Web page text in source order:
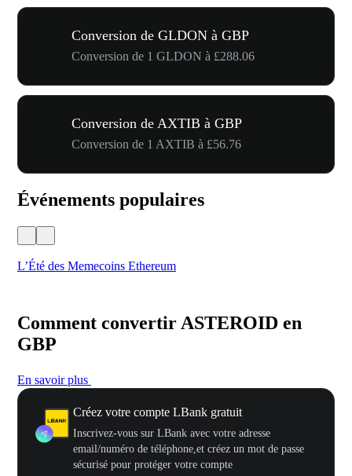
Conversion de GLDON à GBP
Conversion de 1 GLDON à £288.06
Conversion de AXTIB à GBP
Conversion de 1 AXTIB à £56.76
Événements populaires
L’Été des Memecoins Ethereum
Comment convertir ASTEROID en
GBP
En savoir plus
Créez votre compte LBank gratuit
Inscrivez-vous sur LBank avec votre adresse
email/numéro de téléphone,et créez un mot de passe
sécurisé pour protéger votre compte